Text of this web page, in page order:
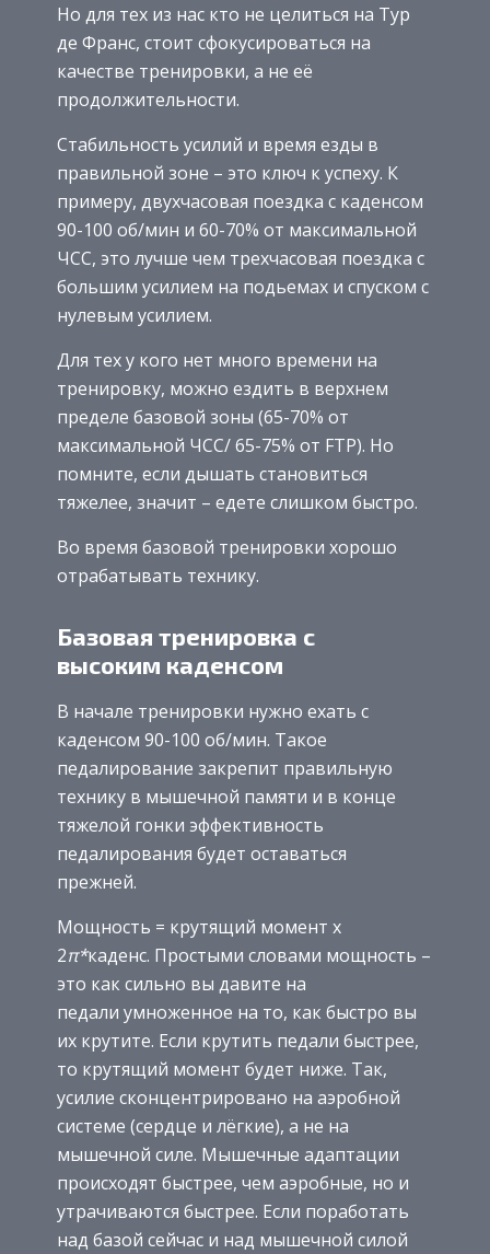
Но для тех из нас кто не целиться на Тур
де Франс, стоит сфокусироваться на
качестве тренировки, а не её
продолжительности.
Стабильность усилий и время езды в
правильной зоне – это ключ к успеху. К
примеру, двухчасовая поездка с каденсом
90-100 об/мин и 60-70% от максимальной
ЧСС, это лучше чем трехчасовая поездка с
большим усилием на подьемах и спуском с
нулевым усилием.
Для тех у кого нет много времени на
тренировку, можно ездить в верхнем
пределе базовой зоны (65-70% от
максимальной ЧСС/ 65-75% от FTP). Но
помните, если дышать становиться
тяжелее, значит – едете слишком быстро.
Во время базовой тренировки хорошо
отрабатывать технику.
Базовая тренировка с
высоким каденсом
В начале тренировки нужно ехать с
каденсом 90-100 об/мин. Такое
педалирование закрепит правильную
технику в мышечной памяти и в конце
тяжелой гонки эффективность
педалирования будет оставаться
прежней.
Мощность = крутящий момент х
2π*каденс. Простыми словами мощность –
это как сильно вы давите на
педали умноженное на то, как быстро вы
их крутите. Если крутить педали быстрее,
то крутящий момент будет ниже. Так,
усилие сконцентрировано на аэробной
системе (сердце и лёгкие), а не на
мышечной силе. Мышечные адаптации
происходят быстрее, чем аэробные, но и
утрачиваются быстрее. Если поработать
над базой сейчас и над мышечной силой